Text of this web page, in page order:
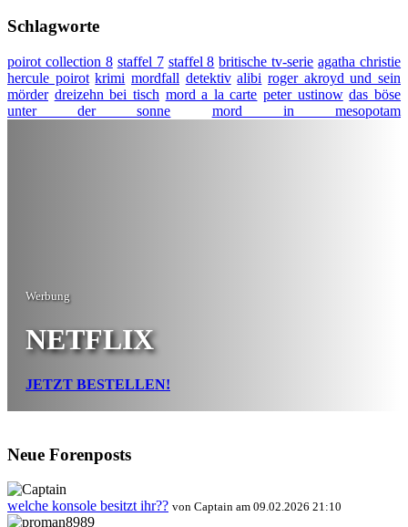
Schlagworte
poirot collection 8 staffel 7 staffel 8 britische tv-serie agatha christie
hercule poirot krimi mordfall detektiv alibi roger akroyd und sein
mörder dreizehn bei tisch mord a la carte peter ustinow das böse
unter der sonne
mord in mesopotam
Werbung
NETFLIX
JETZT BESTELLEN!
Neue Forenposts
welche konsole besitzt ihr?? von Captain am 09.02.2026 21:10